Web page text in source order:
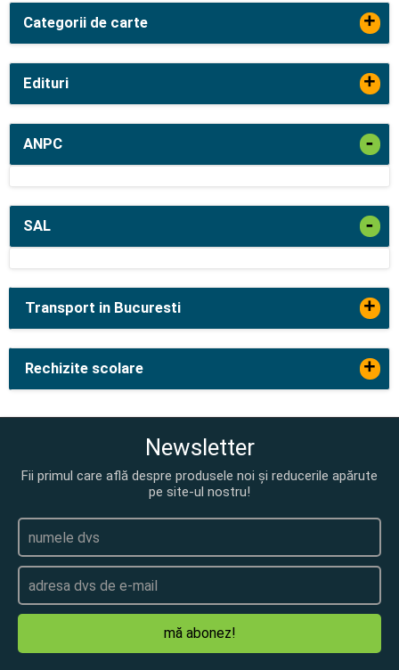
Categorii de carte +
Edituri +
ANPC -
SAL -
Transport in Bucuresti +
Rechizite scolare +
Newsletter
Fii primul care află despre produsele noi și reducerile apărute
pe site-ul nostru!
mă abonez!